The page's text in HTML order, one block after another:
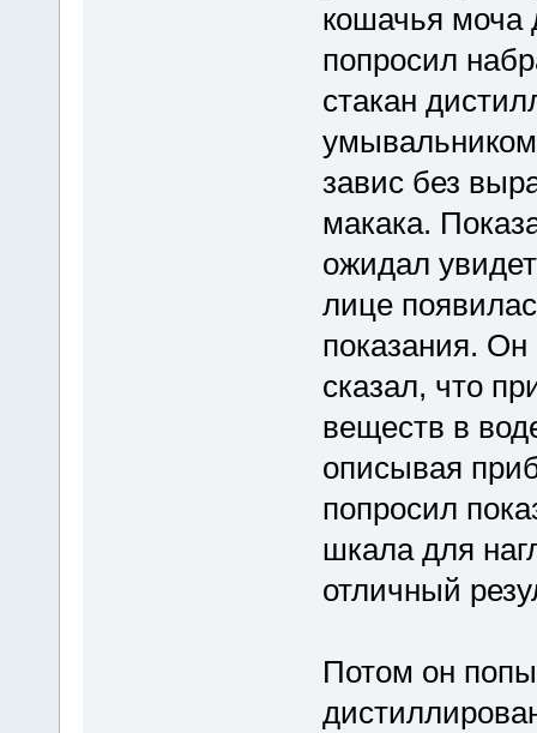
кошачья моча
попросил
стакан
завис без
макака.
ожидал
лице
показания.
сказал, что
веществ в
описывая
попросил
шкала для
отличный
Потом он